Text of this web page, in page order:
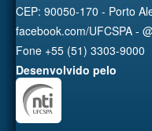
CEP: 90050-170 - Porto
facebook.com/UFCSPA -
Fone +55 (51) 3303-9000
Desenvolvido pelo